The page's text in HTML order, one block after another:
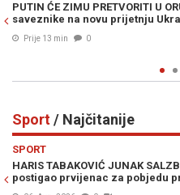
Britanija upozorava SELAK
trenutak
Sport/ Najčitanije
kako je
USRED
Bastian